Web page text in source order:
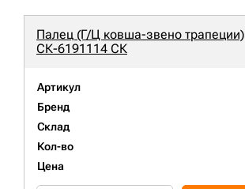
Палец (Г/Ц ковша-звено трапеции)
СК-6191114 СК
Артикул
Бренд
Склад
Кол-во
Цена